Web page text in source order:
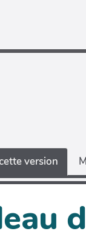
version